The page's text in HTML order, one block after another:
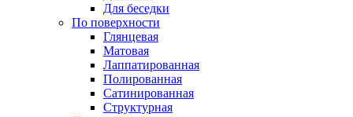
Для беседки
По поверхности
Глянцевая
Матовая
Лаппатированная
Полированная
Сатинированная
Структурная